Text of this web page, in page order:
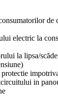
de
electric la
la lipsa/
in